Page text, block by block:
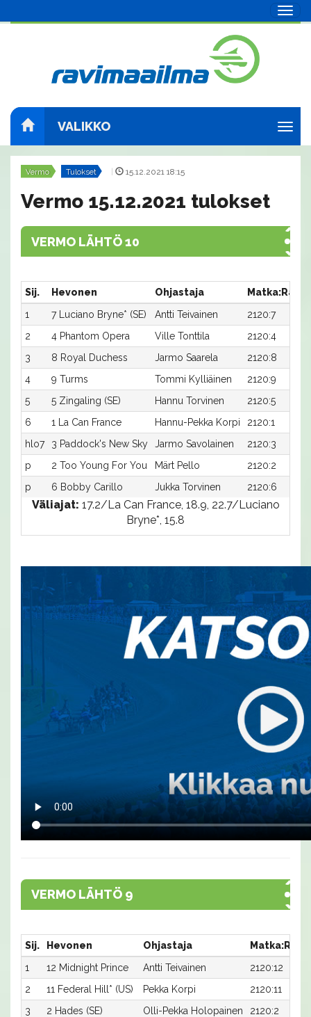
VALIKKO
Vermo Tulokset 15.12.2021 18:15
Vermo 15.12.2021 tulokset
VERMO LÄHTÖ 10
Sij. Hevonen Ohjastaja
Matka:Rata
1
7 Luciano Bryne* (SE) Antti Teivainen
2120:7
2
4 Phantom Opera Ville Tonttila
2120:4
3
8 Royal Duchess Jarmo Saarela
2120:8
4
9 Turms Tommi Kylliäinen
2120:9
5
5 Zingaling (SE) Hannu Torvinen
2120:5
6
1 La Can France Hannu-Pekka Korpi
2120:1
hlo7
3 Paddock's New Sky Jarmo Savolainen
2120:3
p
2 Too Young For You Märt Pello
2120:2
p
6 Bobby Carillo Jukka Torvinen 2120:6
Väliajat: 17.2/La Can France, 18.9, 22.7/Luciano
Bryne*, 15.8
VERMO LÄHTÖ 9
Sij. Hevonen Ohjastaja
Matka:Rata
1
12 Midnight Prince Antti Teivainen
2120:12
2
11 Federal Hill* (US) Pekka Korpi
2120:11
3
2 Hades (SE) Olli-Pekka Holopainen
2120:2